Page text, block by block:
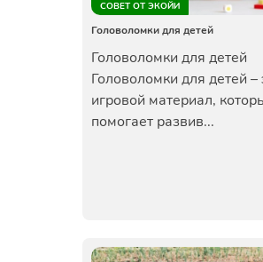
СОВЕТ ОТ ЭКОЙИ
Головоломки для детей
Головоломки для детей
Головоломки для детей –
игровой материал,
помогает развив...